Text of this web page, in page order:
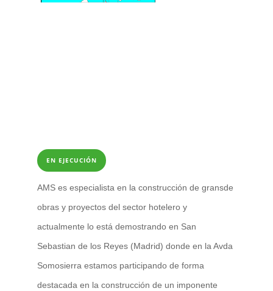
EN EJECUCIÓN
AMS es especialista en la construcción de gransde
obras y proyectos del sector hotelero y
actualmente lo está demostrando en San
Sebastian de los Reyes (Madrid) donde en la Avda
Somosierra estamos participando de forma
destacada en la construcción de un imponente